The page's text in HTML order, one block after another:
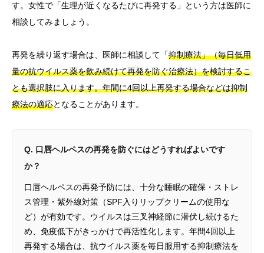
す。女性で「生理が近くなるたびに再発する」という方は医師に
相談してみましょう。
再発を繰り返す場合は、医師に相談して「抑制療法」（毎日低用
量の抗ウイルス薬を飲み続けて再発を防ぐ治療法）を検討するこ
とも選択肢に入ります。年間に4回以上再発する場合などは抑制
療法の適応となることがあります。
Q. 口唇ヘルペスの再発を防ぐにはどうすればよいです
か？
口唇ヘルペスの再発予防には、十分な睡眠の確保・ストレ
ス管理・紫外線対策（SPF入りリップクリームの使用な
ど）が有効です。ウイルスは三叉神経節に潜伏し続けるた
め、免疫低下がきっかけで再活性化します。年間4回以上
再発する場合は、抗ウイルス薬を毎日服用する抑制療法を